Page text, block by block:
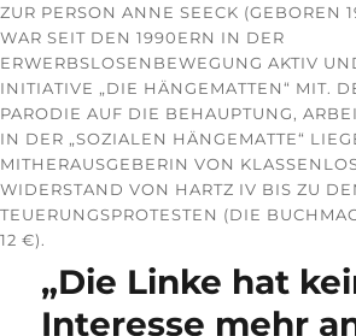
ZUR PERSON ANNE SEECK (GEBOREN
WAR SEIT DEN 1990ERN IN DER
ERWERBSLOSENBEWEGUNG AKTIV
INITIATIVE „DIE HÄNGEMATTEN“ MIT.
PARODIE AUF DIE BEHAUPTUNG,
IN DER „SOZIALEN HÄNGEMATTE“
MITHERAUSGEBERIN VON
WIDERSTAND VON HARTZ IV BIS ZU
TEUERUNGSPROTESTEN (DIE
12 €).
„Die Linke hat
Interesse mehr